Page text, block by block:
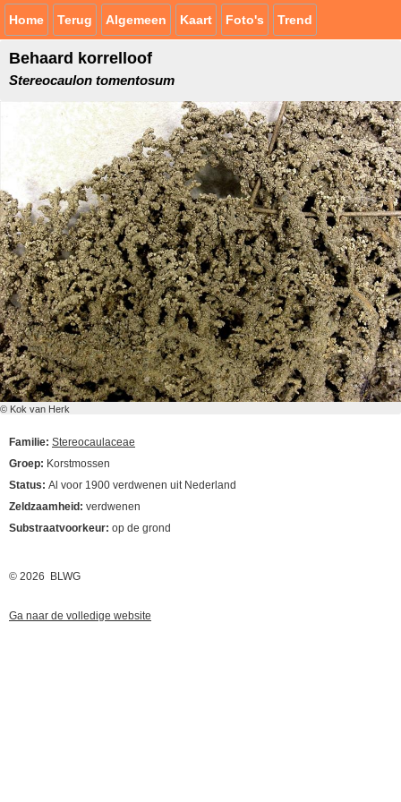
Home Terug Algemeen Kaart Foto's Trend
Behaard korrelloof
Stereocaulon tomentosum
© Kok van Herk
Familie: Stereocaulaceae
Groep: Korstmossen
Status: Al voor 1900 verdwenen uit Nederland
Zeldzaamheid: verdwenen
Substraatvoorkeur: op de grond
© 2026 BLWG
Ga naar de volledige website